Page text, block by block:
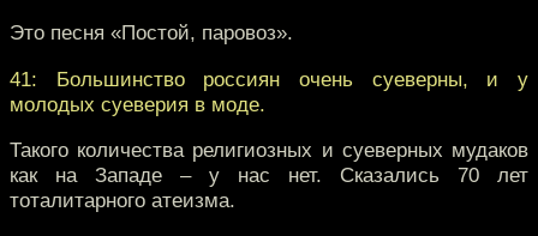
Это песня «Постой, паровоз».
41: Большинство россиян очень суеверны, и у
молодых суеверия в моде.
Такого количества религиозных и суеверных мудаков
как на Западе – у нас нет. Сказались 70 лет
тоталитарного атеизма.